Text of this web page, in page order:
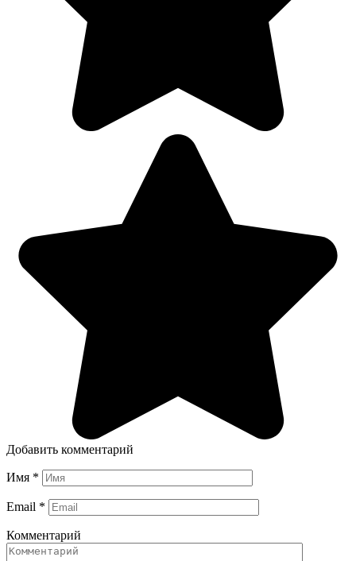
Добавить комментарий
Имя *
Email *
Комментарий